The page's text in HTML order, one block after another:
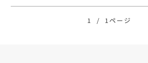
1 / 1ページ